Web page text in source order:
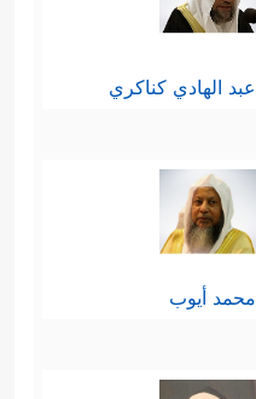
عبد الهادي كناكري
محمد أيوب